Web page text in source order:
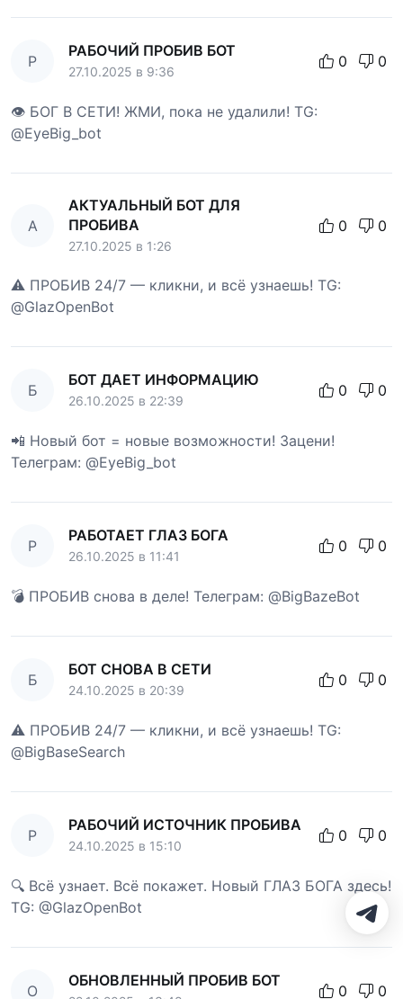
Р
РАБОЧИЙ ПРОБИВ БОТ
27.10.2025 в 9:36
0 0
👁 БОГ В СЕТИ! ЖМИ, пока не удалили! TG:
@EyeBig_bot
А
АКТУАЛЬНЫЙ БОТ ДЛЯ
ПРОБИВА
27.10.2025 в 1:26
0 0
⚠️ ПРОБИВ 24/7 — кликни, и всё узнаешь! TG:
@GlazOpenBot
Б
БОТ ДАЕТ ИНФОРМАЦИЮ
26.10.2025 в 22:39
0 0
📲 Новый бот = новые возможности! Зацени!
Телеграм: @EyeBig_bot
Р
РАБОТАЕТ ГЛАЗ БОГА
26.10.2025 в 11:41
0 0
💣 ПРОБИВ снова в деле! Телеграм: @BigBazeBot
Б
БОТ СНОВА В СЕТИ
24.10.2025 в 20:39
0 0
⚠️ ПРОБИВ 24/7 — кликни, и всё узнаешь! TG:
@BigBaseSearch
Р
РАБОЧИЙ ИСТОЧНИК ПРОБИВА
24.10.2025 в 15:10
0 0
🔍 Всё узнает. Всё покажет. Новый ГЛАЗ БОГА здесь!
TG: @GlazOpenBot
О
ОБНОВЛЕННЫЙ ПРОБИВ БОТ
0 0